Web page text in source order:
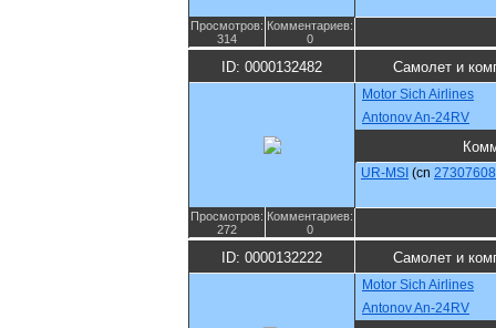
Просмотров:
314
Комментариев:
0
ID: 0000132482 Самолет и
Motor Sich Airlines
Antonov An-24RV
UR-MSI (cn 27307608
Просмотров:
272
Комментариев:
0
ID: 0000132222 Самолет и
Motor Sich Airlines
Antonov An-24RV